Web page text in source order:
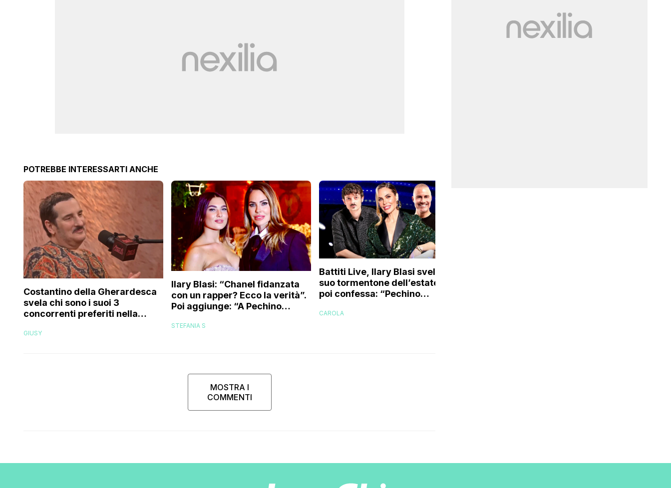
POTREBBE INTERESSARTI ANCHE
Costantino della Gherardesca
svela chi sono i suoi 3
concorrenti preferiti nella
GIUSY
Ilary Blasi: “Chanel fidanzata
con un rapper? Ecco la verità”.
Poi aggiunge: “A Pechino
quando…”
STEFANIA S
Battiti Live, Ilary Blasi svela il
suo tormentone dell’estate e
poi confessa: “Pechino
dopo che Chanel mi ha
CAROLA
MOSTRA I
COMMENTI